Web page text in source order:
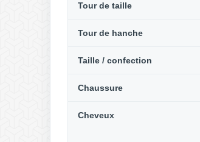
Tour de taille
Tour de hanche
Taille / confection
Chaussure
Cheveux